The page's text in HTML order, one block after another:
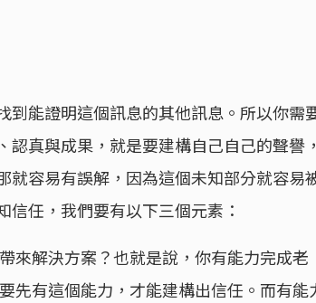
能證明這個訊息的其他訊息。所以你需
真與成果，就是要建構自己自己的聲譽，
就容易有誤解，因為這個未知部分就容易
任，我們要有以下三個元素：
來解決方案？也就是說，你有能力完成老
先有這個能力，才能建構出信任。而有能